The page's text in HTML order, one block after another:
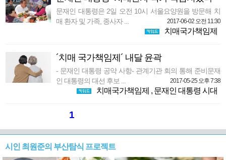
문재인 대통령은 2일 오전 10시 서울요양원을 방문해 치
매 환자 및 가족, 종사자 ...
2017-06-02 오전 11:30
치매국가책임제
´치매 국가책임제´ 내달 윤곽
- 문재인 대통령 공약 사항- 관계기관 회의 통해 준비문재
인 대통령의 대선 후보 ...
2017-05-25 오후 7:38
치매국가책임제 , 문재인 대통령 시대
1
시인 최원준의 부산탐식 프로젝트